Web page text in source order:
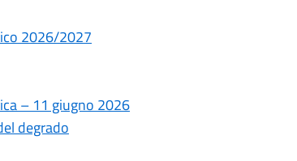
2026/2027
– 11 giugno 2026
degrado